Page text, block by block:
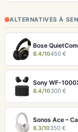
ALTERNATIVES À
8.4/10450 €
8.4/10300 €
8.3/10350 €